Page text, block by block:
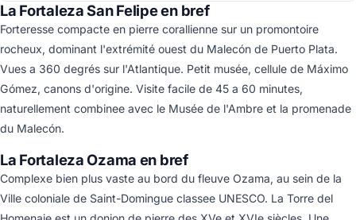
La Fortaleza San Felipe en bref
Forteresse compacte en pierre corallienne sur un promontoire
rocheux, dominant l'extrémité ouest du Malecón de Puerto Plata.
Vues a 360 degrés sur l'Atlantique. Petit musée, cellule de Máximo
Gómez, canons d'origine. Visite facile de 45 a 60 minutes,
naturellement combinee avec le Musée de l'Ambre et la promenade
du Malecón.
La Fortaleza Ozama en bref
Complexe bien plus vaste au bord du fleuve Ozama, au sein de la
Ville coloniale de Saint-Domingue classee UNESCO. La Torre del